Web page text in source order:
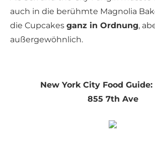
auch in die berühmte Magnolia
die Cupcakes ganz in Ordnung,
außergewöhnlich.
New York City Food Guide:
855 7th Ave